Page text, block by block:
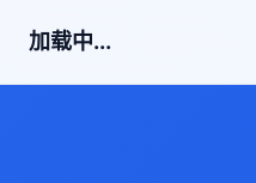
加载中...